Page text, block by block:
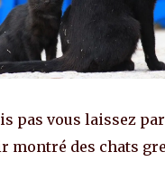
pas vous laissez
montré des chats